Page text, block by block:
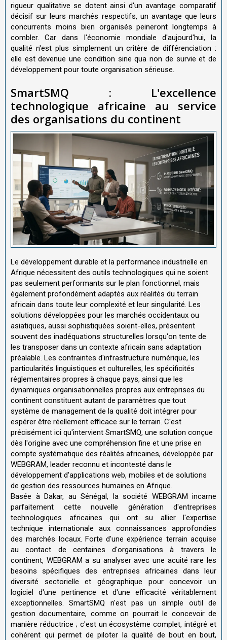
rigueur qualitative se dotent ainsi d'un avantage comparatif
décisif sur leurs marchés respectifs, un avantage que leurs
concurrents moins bien organisés peineront longtemps à
combler. Car dans l'économie mondiale d'aujourd'hui, la
qualité n'est plus simplement un critère de différenciation :
elle est devenue une condition sine qua non de survie et de
développement pour toute organisation sérieuse.
SmartSMQ : L'excellence
technologique africaine au service
des organisations du continent
Le développement durable et la performance industrielle en
Afrique nécessitent des outils technologiques qui ne soient
pas seulement performants sur le plan fonctionnel, mais
également profondément adaptés aux réalités du terrain
africain dans toute leur complexité et leur singularité. Les
solutions développées pour les marchés occidentaux ou
asiatiques, aussi sophistiquées soient-elles, présentent
souvent des inadéquations structurelles lorsqu'on tente de
les transposer dans un contexte africain sans adaptation
préalable. Les contraintes d'infrastructure numérique, les
particularités linguistiques et culturelles, les spécificités
réglementaires propres à chaque pays, ainsi que les
dynamiques organisationnelles propres aux entreprises du
continent constituent autant de paramètres que tout
système de management de la qualité doit intégrer pour
espérer être réellement efficace sur le terrain. C'est
précisément ici qu'intervient SmartSMQ, une solution conçue
dès l'origine avec une compréhension fine et une prise en
compte systématique des réalités africaines, développée par
WEBGRAM, leader reconnu et incontesté dans le
développement d'applications web, mobiles et de solutions
de gestion des ressources humaines en Afrique.
Basée à Dakar, au Sénégal, la société WEBGRAM incarne
parfaitement cette nouvelle génération d'entreprises
technologiques africaines qui ont su allier l'expertise
technique internationale aux connaissances approfondies
des marchés locaux. Forte d'une expérience terrain acquise
au contact de centaines d'organisations à travers le
continent, WEBGRAM a su analyser avec une acuité rare les
besoins spécifiques des entreprises africaines dans leur
diversité sectorielle et géographique pour concevoir un
logiciel d'une pertinence et d'une efficacité véritablement
exceptionnelles. SmartSMQ n'est pas un simple outil de
gestion documentaire, comme on pourrait le concevoir de
manière réductrice ; c'est un écosystème complet, intégré et
cohérent qui permet de piloter la qualité de bout en bout,